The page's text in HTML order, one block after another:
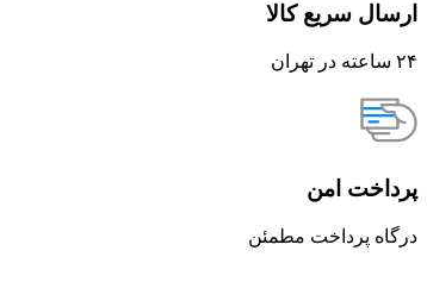
ارسال سریع کالا
۲۴ ساعته در تهران
پرداخت امن
درگاه پرداخت مطمئن